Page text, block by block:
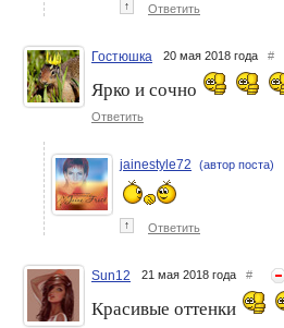
↑ Ответить
Гостюшка 20 мая 2018 года #
Ярко и сочно
Ответить
jainestyle72 (автор поста)
↑ Ответить
Sun12 21 мая 2018 года #
Красивые оттенки